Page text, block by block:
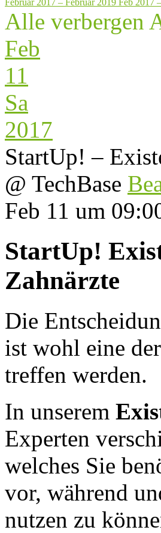
Alle verbergen
Feb
11
Sa
2017
StartUp! –
@ TechBase
Feb 11 um
StartUp!
Zahnärzte
Die
ist wohl eine
treffen werden.
In unserem
Experten
welches Sie
vor, während
nutzen zu